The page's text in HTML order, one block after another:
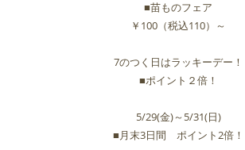
■苗ものフェア
￥100（税込110）～
7のつく日はラッキーデー！
■ポイント２倍！
5/29(金)～5/31(日)
■月末3日間 ポイント2倍！